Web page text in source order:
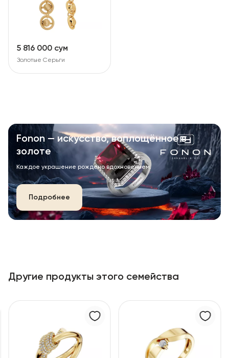
5 816 000 сум
Золотые Серьги
Fonon — искусство, воплощённое в
золоте
Каждое украшение рождено вдохновением.
Подробнее
Другие продукты этого семейства